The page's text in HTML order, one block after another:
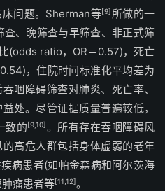
问题。Sherman等[9] 所做的一
、晚筛查与早筛查、非正式筛
(odds ratio，OR＝0.57)，死亡
，住院时间标准化平均差为
咽障碍筛查对肺炎、死亡率、
处。尽管证据质量普遍较低，
致的[9,10]。所有存在吞咽障碍风
高危人群包括身体虚弱的老年
病患者(如帕金森病和阿尔茨海
瘤患者等[11,12]。